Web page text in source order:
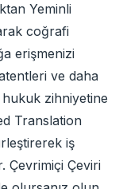
Yeminli
coğrafi
erişmenizi
ve daha
hukuk zihniyetine
Translation
iş
Çevrimiçi Çeviri